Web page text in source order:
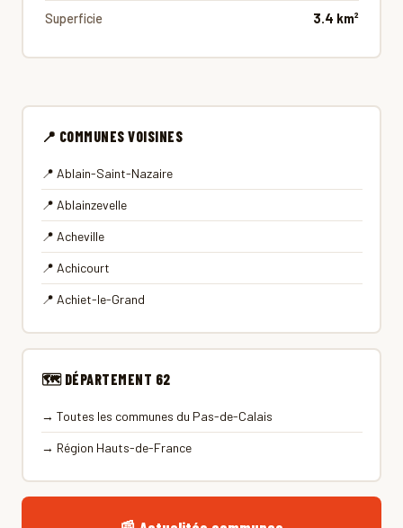
Superficie 3.4 km²
📍 COMMUNES VOISINES
📍 Ablain-Saint-Nazaire
📍 Ablainzevelle
📍 Acheville
📍 Achicourt
📍 Achiet-le-Grand
🗺 DÉPARTEMENT 62
→ Toutes les communes du Pas-de-Calais
→ Région Hauts-de-France